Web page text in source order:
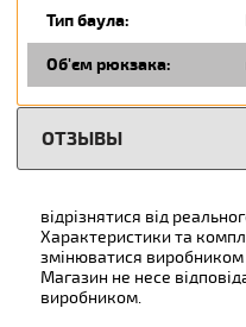
Тип баула:
Об'єм рюкзака:
ОТЗЫВЫ
відрізнятися від
Характеристики та
змінюватися
Магазин не несе
виробником.